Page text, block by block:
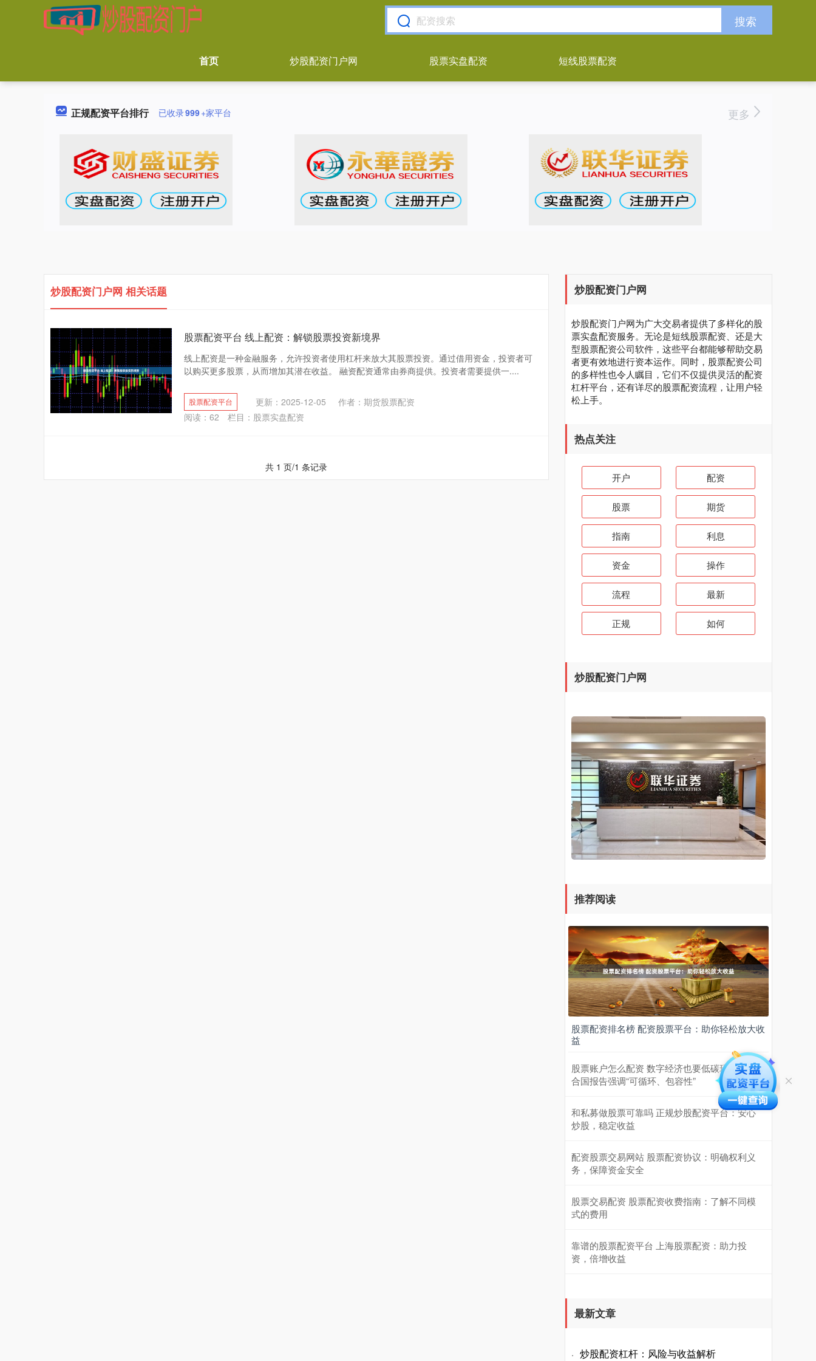
搜索
首页 炒股配资门户网 股票实盘配资 短线股票配资
正规配资平台排行 已收录999+家平台 更多
炒股配资门户网 相关话题
股票配资平台 线上配资：解锁股票投资新境界
线上配资是一种金融服务，允许投资者使用杠杆来放大其股票投资。通过借用资金，投资者可
以购买更多股票，从而增加其潜在收益。 融资配资通常由券商提供。投资者需要提供一....
股票配资平台 更新：2025-12-05
作者：期货股票配资
阅读： 62 栏目： 股票实盘配资
共 1 页/1 条记录
炒股配资门户网
炒股配资门户网为广大交易者提供了多样化的股
票实盘配资服务。无论是短线股票配资、还是大
型股票配资公司软件，这些平台都能够帮助交易
者更有效地进行资本运作。同时，股票配资公司
的多样性也令人瞩目，它们不仅提供灵活的配资
杠杆平台，还有详尽的股票配资流程，让用户轻
松上手。
热点关注
开户 配资
股票 期货
指南 利息
资金 操作
流程 最新
正规 如何
炒股配资门户网
推荐阅读
股票配资排名榜 配资股票平台：助你轻松放大收
益
股票账户怎么配资 数字经济也要低碳环保，联
合国报告强调“可循环、包容性”
和私募做股票可靠吗 正规炒股配资平台：安心
炒股，稳定收益
配资股票交易网站 股票配资协议：明确权利义
务，保障资金安全
股票交易配资 股票配资收费指南：了解不同模
式的费用
靠谱的股票配资平台 上海股票配资：助力投
资，倍增收益
最新文章
· 炒股配资杠杆：风险与收益解析